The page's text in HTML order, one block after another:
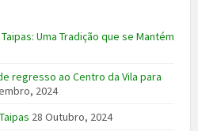
Uma Tradição que se Mantém
regresso ao Centro da Vila para
2024
28 Outubro, 2024